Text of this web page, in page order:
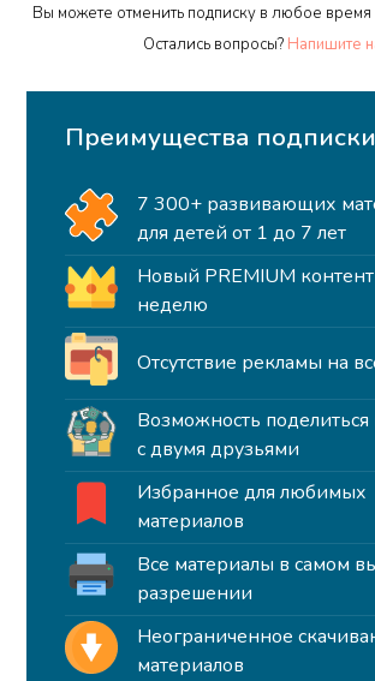
Вы можете отменить подписку в любое время
Остались вопросы? Напишите
Преимущества подписки
7 300+ развивающих
для детей от 1 до 7 лет
Новый PREMIUM
неделю
Отсутствие рекламы на
Возможность
с двумя друзьями
Избранное для любимых
материалов
Все материалы в самом
разрешении
Неограниченное
материалов